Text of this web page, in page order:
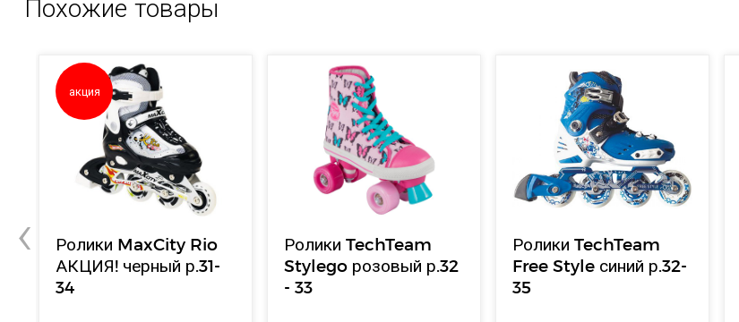
Похожие товары
акция
Ролики MaxCity Rio
АКЦИЯ! черный р.31-
34
Ролики TechTeam
Stylego розовый р.32
- 33
Ролики TechTeam
Free Style синий р.32-
35
‹